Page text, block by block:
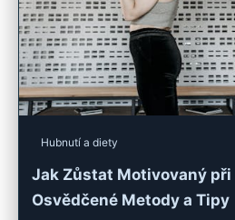
Hubnutí a diety
Jak Zůstat Motivovaný
Osvědčené Metody a Tipy